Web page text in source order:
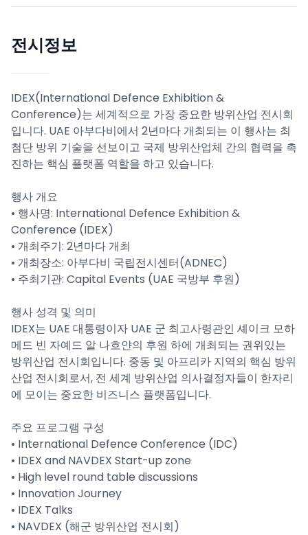
전시정보
IDEX(International Defence Exhibition &
Conference)는 세계적으로 가장 중요한 방위산업 전시회
입니다. UAE 아부다비에서 2년마다 개최되는 이 행사는 최
첨단 방위 기술을 선보이고 국제 방위산업체 간의 협력을 촉
진하는 핵심 플랫폼 역할을 하고 있습니다.
행사 개요
• 행사명: International Defence Exhibition &
Conference (IDEX)
• 개최주기: 2년마다 개최
• 개최장소: 아부다비 국립전시센터(ADNEC)
• 주최기관: Capital Events (UAE 국방부 후원)
행사 성격 및 의미
IDEX는 UAE 대통령이자 UAE 군 최고사령관인 셰이크 모하
메드 빈 자예드 알 나흐얀의 후원 하에 개최되는 권위있는
방위산업 전시회입니다. 중동 및 아프리카 지역의 핵심 방위
산업 전시회로서, 전 세계 방위산업 의사결정자들이 한자리
에 모이는 중요한 비즈니스 플랫폼입니다.
주요 프로그램 구성
• International Defence Conference (IDC)
• IDEX and NAVDEX Start-up zone
• High level round table discussions
• Innovation Journey
• IDEX Talks
• NAVDEX (해군 방위산업 전시회)